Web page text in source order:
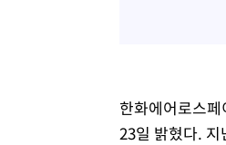
한화에어로스
23일 밝혔다.